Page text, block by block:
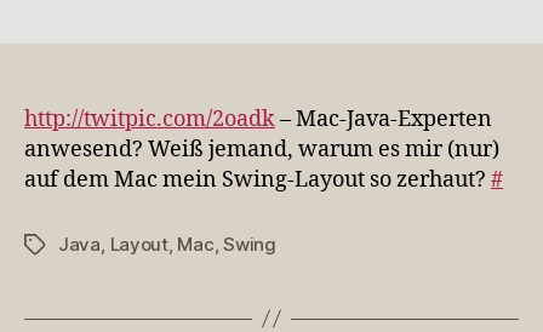
http://twitpic.com/2oadk– Mac-Java-Experten
anwesend? Weiß jemand, warum es mir (nur)
auf dem Mac mein Swing-Layout so zerhaut? #
Schlagwörter
Java Layout, Mac ,Swing